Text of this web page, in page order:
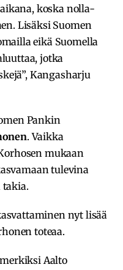
koska nolla-
Lisäksi Suomen
eikä Suomella
jotka
Kangasharju
Pankin
. Vaikka
mukaan
tulevina
takia.
nyt lisää
toteaa.
Aalto